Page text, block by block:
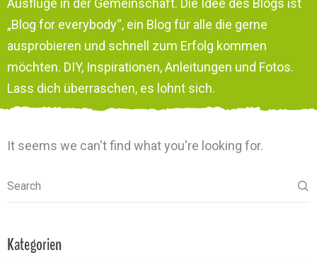
Ausflüge in der Gemeinschaft. Die Idee des Blogs ist
„Blog for everybody“, ein Blog für alle die gerne
ausprobieren und schnell zum Erfolg kommen
möchten. DIY, Inspirationen, Anleitungen und Fotos.
Lass dich überraschen, es lohnt sich.
It seems we can't find what you're looking for.
Search
Kategorien